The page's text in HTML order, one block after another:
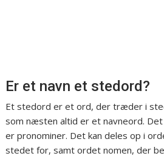
Er et navn et stedord?
Et stedord er et ord, der træder i
som næsten altid er et navneord.
er pronominer. Det kan deles op i
stedet for, samt ordet nomen, der